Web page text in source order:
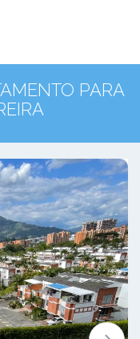
PARA